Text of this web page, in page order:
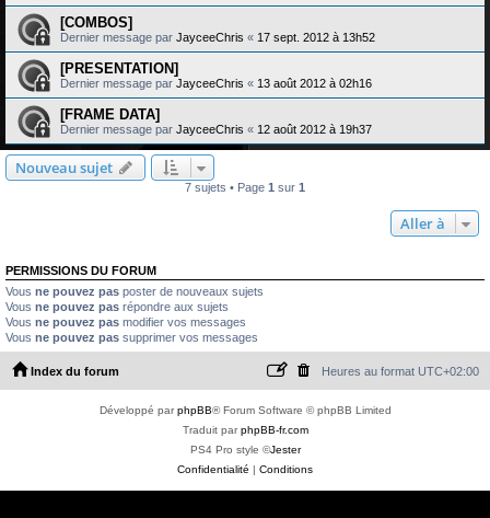
[COMBOS]
Dernier message par JayceeChris « 17 sept. 2012 à 13h52
[PRESENTATION]
Dernier message par JayceeChris « 13 août 2012 à 02h16
[FRAME DATA]
Dernier message par JayceeChris « 12 août 2012 à 19h37
Nouveau sujet
7 sujets • Page 1 sur 1
Aller à
PERMISSIONS DU FORUM
Vous ne pouvez pas poster de nouveaux sujets
Vous ne pouvez pas répondre aux sujets
Vous ne pouvez pas modifier vos messages
Vous ne pouvez pas supprimer vos messages
Index du forum Heures au format UTC+02:00
Développé parphpBB® Forum Software © phpBB Limited
Traduit parphpBB-fr.com
PS4 Pro style ©Jester
Confidentialité | Conditions